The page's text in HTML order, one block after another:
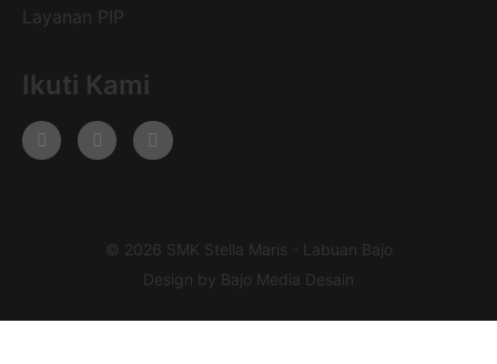
Layanan PIP
Ikuti Kami
© 2026 SMK Stella Maris - Labuan Bajo
Design by Bajo Media Desain